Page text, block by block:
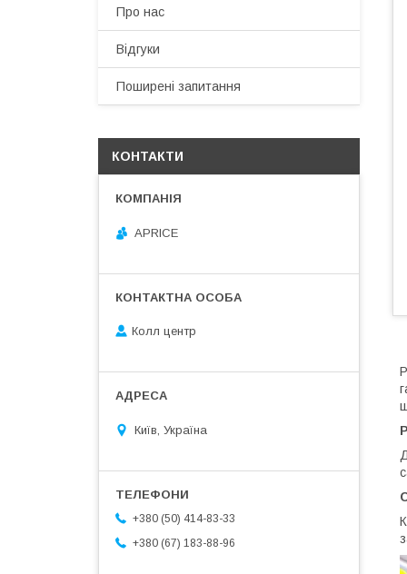
Про нас
Відгуки
Поширені запитання
КОНТАКТИ
APRICE
Колл центр
Київ, Україна
+380 (50) 414-83-33
+380 (67) 183-88-96